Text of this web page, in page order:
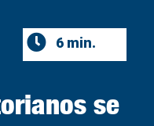
6 min.
se